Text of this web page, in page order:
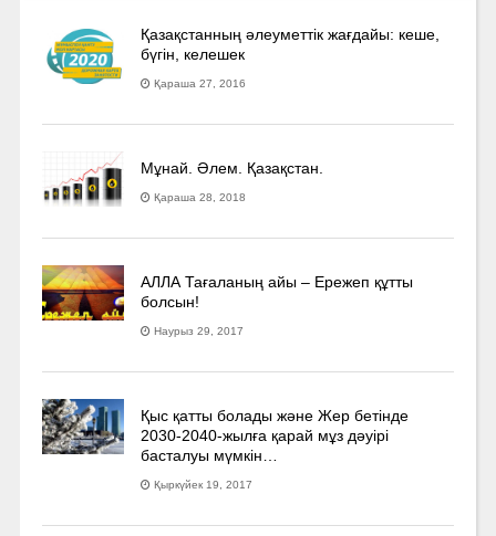
Қазақстанның әлеуметтік жағдайы: кеше,
бүгін, келешек
Қараша 27, 2016
Мұнай. Әлем. Қазақстан.
Қараша 28, 2018
АЛЛА Тағаланың айы – Ережеп құтты
болсын!
Наурыз 29, 2017
Қыс қатты болады және Жер бетінде
2030-2040­-жылға қарай мұз дәуірі
басталуы мүмкін…
Қыркүйек 19, 2017